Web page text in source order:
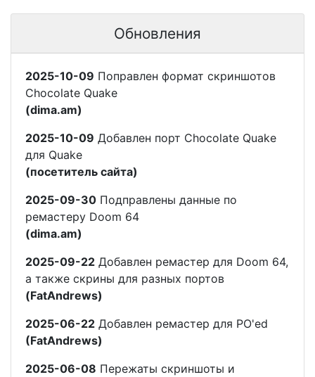
Обновления
2025-10-09 Поправлен формат скриншотов
Chocolate Quake
(dima.am)
2025-10-09 Добавлен порт Chocolate Quake
для Quake
(посетитель сайта)
2025-09-30 Подправлены данные по
ремастеру Doom 64
(dima.am)
2025-09-22 Добавлен ремастер для Doom 64,
а также скрины для разных портов
(FatAndrews)
2025-06-22 Добавлен ремастер для PO'ed
(FatAndrews)
2025-06-08 Пережаты скриншоты и